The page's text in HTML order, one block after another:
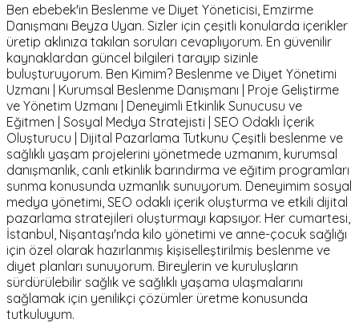
Ben ebebek'in Beslenme ve Diyet Yöneticisi, Emzirme
Danışmanı Beyza Uyan. Sizler için çeşitli konularda içerikler
üretip aklınıza takılan soruları cevaplıyorum. En güvenilir
kaynaklardan güncel bilgileri tarayıp sizinle
buluşturuyorum. Ben Kimim? Beslenme ve Diyet Yönetimi
Uzmanı | Kurumsal Beslenme Danışmanı | Proje Geliştirme
ve Yönetim Uzmanı | Deneyimli Etkinlik Sunucusu ve
Eğitmen | Sosyal Medya Stratejisti | SEO Odaklı İçerik
Oluşturucu | Dijital Pazarlama Tutkunu Çeşitli beslenme ve
sağlıklı yaşam projelerini yönetmede uzmanım, kurumsal
danışmanlık, canlı etkinlik barındırma ve eğitim programları
sunma konusunda uzmanlık sunuyorum. Deneyimim sosyal
medya yönetimi, SEO odaklı içerik oluşturma ve etkili dijital
pazarlama stratejileri oluşturmayı kapsıyor. Her cumartesi,
İstanbul, Nişantaşı'nda kilo yönetimi ve anne-çocuk sağlığı
için özel olarak hazırlanmış kişiselleştirilmiş beslenme ve
diyet planları sunuyorum. Bireylerin ve kuruluşların
sürdürülebilir sağlık ve sağlıklı yaşama ulaşmalarını
sağlamak için yenilikçi çözümler üretme konusunda
tutkuluyum.